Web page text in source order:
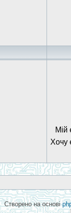
Мій
Хочу
Створено на основі